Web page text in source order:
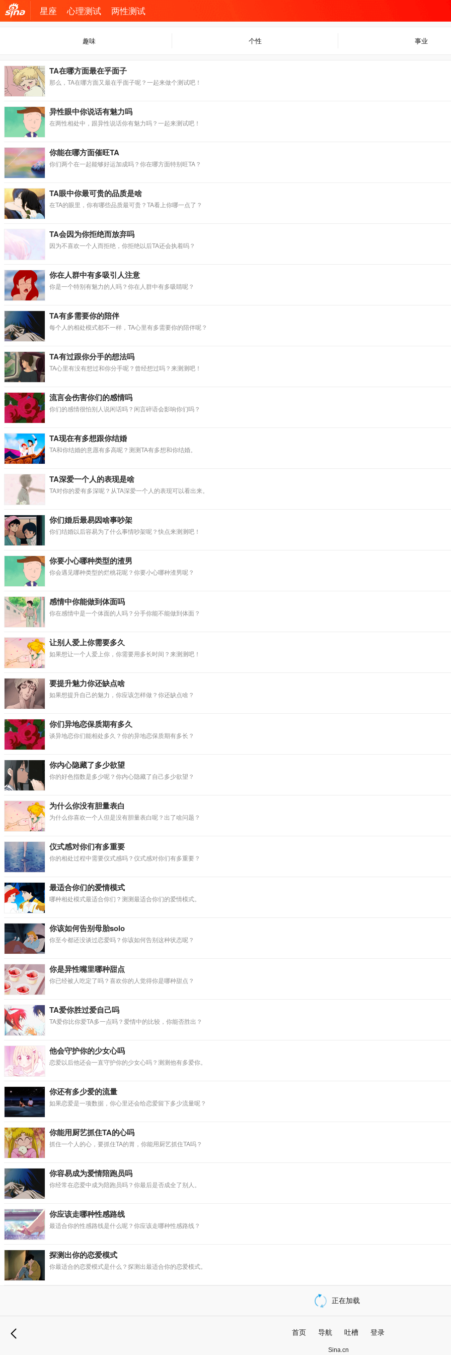
星座 心理测试 两性测试
趣味 个性 事业
TA在哪方面最在乎面子
那么，TA在哪方面又最在乎面子呢？一起来做个测试吧！
异性眼中你说话有魅力吗
在两性相处中，跟异性说话你有魅力吗？一起来测试吧！
你能在哪方面催旺TA
你们两个在一起能够好运加成吗？你在哪方面特别旺TA？
TA眼中你最可贵的品质是啥
在TA的眼里，你有哪些品质最可贵？TA看上你哪一点了？
TA会因为你拒绝而放弃吗
因为不喜欢一个人而拒绝，你拒绝以后TA还会执着吗？
你在人群中有多吸引人注意
你是一个特别有魅力的人吗？你在人群中有多吸睛呢？
TA有多需要你的陪伴
每个人的相处模式都不一样，TA心里有多需要你的陪伴呢？
TA有过跟你分手的想法吗
TA心里有没有想过和你分手呢？曾经想过吗？来测测吧！
流言会伤害你们的感情吗
你们的感情很怕别人说闲话吗？闲言碎语会影响你们吗？
TA现在有多想跟你结婚
TA和你结婚的意愿有多高呢？测测TA有多想和你结婚。
TA深爱一个人的表现是啥
TA对你的爱有多深呢？从TA深爱一个人的表现可以看出来。
你们婚后最易因啥事吵架
你们结婚以后容易为了什么事情吵架呢？快点来测测吧！
你要小心哪种类型的渣男
你会遇见哪种类型的烂桃花呢？你要小心哪种渣男呢？
感情中你能做到体面吗
你在感情中是一个体面的人吗？分手你能不能做到体面？
让别人爱上你需要多久
如果想让一个人爱上你，你需要用多长时间？来测测吧！
要提升魅力你还缺点啥
如果想提升自己的魅力，你应该怎样做？你还缺点啥？
你们异地恋保质期有多久
谈异地恋你们能相处多久？你的异地恋保质期有多长？
你内心隐藏了多少欲望
你的好色指数是多少呢？你内心隐藏了自己多少欲望？
为什么你没有胆量表白
为什么你喜欢一个人但是没有胆量表白呢？出了啥问题？
仪式感对你们有多重要
你的相处过程中需要仪式感吗？仪式感对你们有多重要？
最适合你们的爱情模式
哪种相处模式最适合你们？测测最适合你们的爱情模式。
你该如何告别母胎solo
你至今都还没谈过恋爱吗？你该如何告别这种状态呢？
你是异性嘴里哪种甜点
你已经被人吃定了吗？喜欢你的人觉得你是哪种甜点？
TA爱你胜过爱自己吗
TA爱你比你爱TA多一点吗？爱情中的比较，你能否胜出？
他会守护你的少女心吗
恋爱以后他还会一直守护你的少女心吗？测测他有多爱你。
你还有多少爱的流量
如果恋爱是一项数据，你心里还会给恋爱留下多少流量呢？
你能用厨艺抓住TA的心吗
抓住一个人的心，要抓住TA的胃，你能用厨艺抓住TA吗？
你容易成为爱情陪跑员吗
你经常在恋爱中成为陪跑员吗？你最后是否成全了别人。
你应该走哪种性感路线
最适合你的性感路线是什么呢？你应该走哪种性感路线？
探测出你的恋爱模式
你最适合的恋爱模式是什么？探测出最适合你的恋爱模式。
退
导航 吐槽